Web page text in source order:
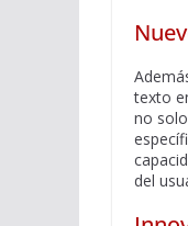
texto
no
del